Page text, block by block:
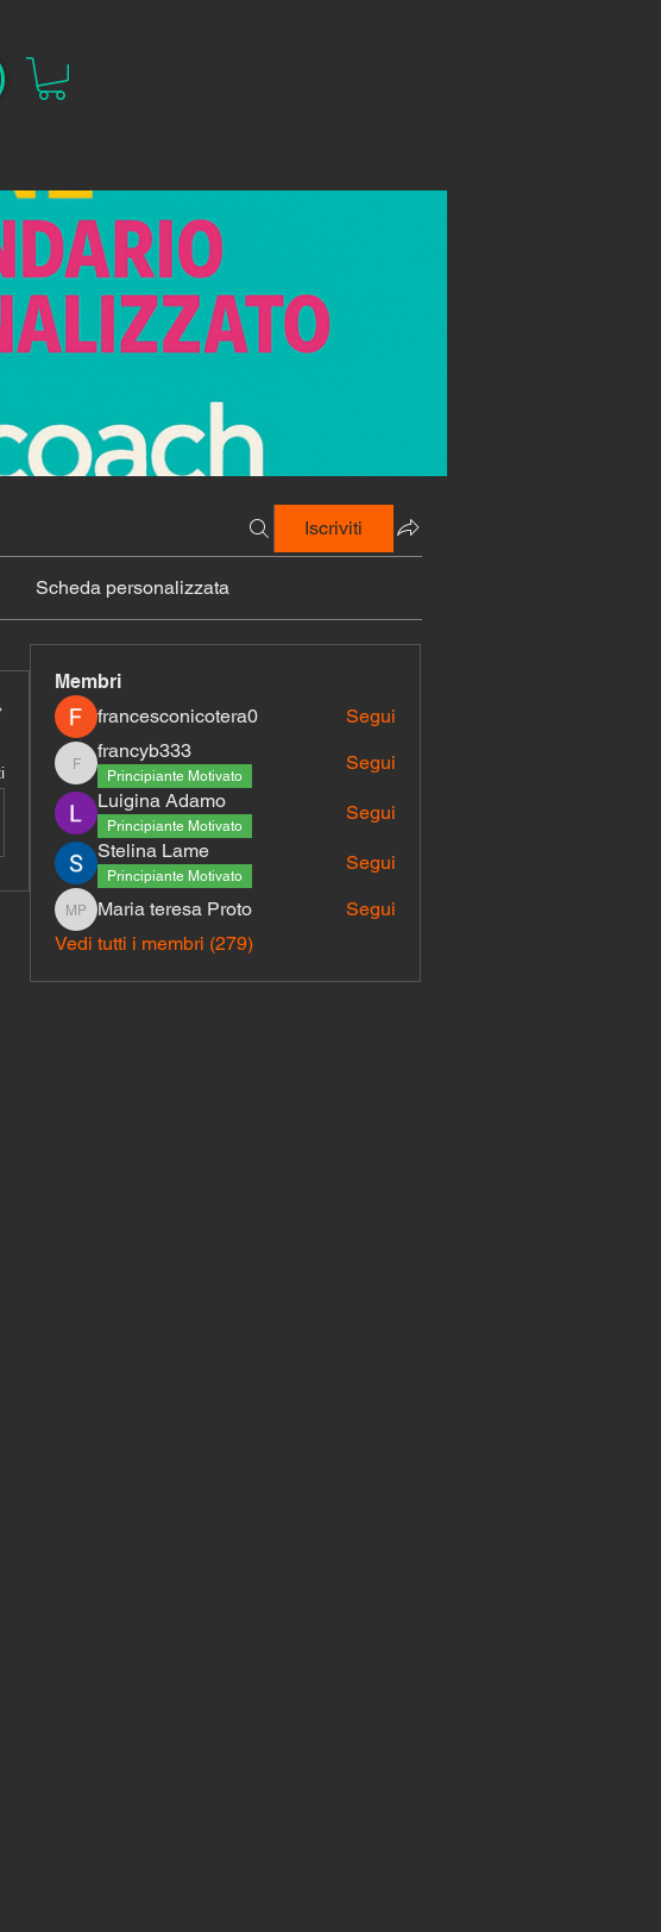
Iscriviti
Scheda personalizzata
Membri
francesconicotera0
Segui
francyb333
francyb333
Principiante Motivato
Segui
Luigina Adamo
Principiante Motivato
Segui
Stelina Lame
Principiante Motivato
Segui
Maria teresa Proto
Maria teresa Proto
Segui
Vedi tutti i membri (279)